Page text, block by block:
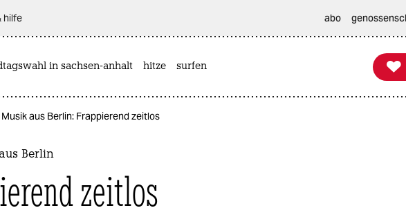
hilfe abo
in sachsen-anhalt hitze surfen 
taz
aus Berlin: Frappierend zeitlos
Berlin
zeitlos